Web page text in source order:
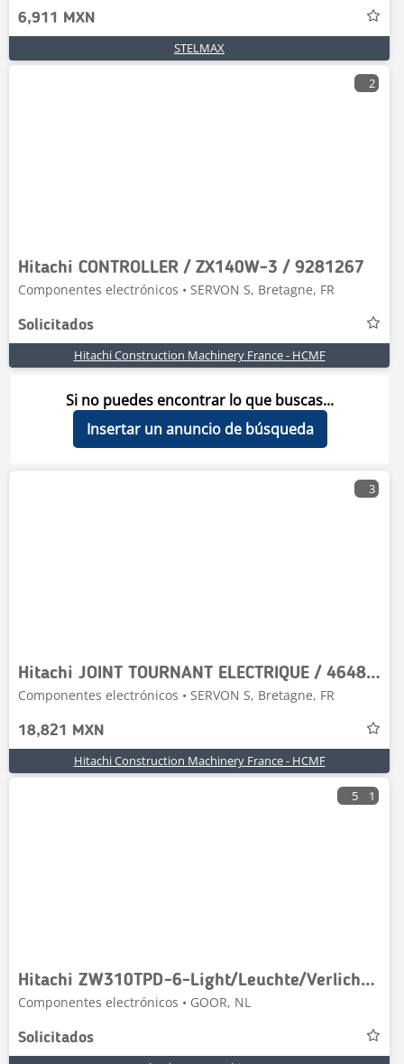
6,911 MXN
STELMAX
2
Hitachi CONTROLLER / ZX140W-3 / 9281267
Componentes electrónicos • SERVON S, Bretagne, FR
Solicitados
Hitachi Construction Machinery France - HCMF
Si no puedes encontrar lo que buscas...
Insertar un anuncio de búsqueda
3
Hitachi JOINT TOURNANT ELECTRIQUE / 4648733 / YA00026994
Componentes electrónicos • SERVON S, Bretagne, FR
18,821 MXN
Hitachi Construction Machinery France - HCMF
5 1
Hitachi ZW310TPD-6-Light/Leuchte/Verlichting
Componentes electrónicos • GOOR, NL
Solicitados